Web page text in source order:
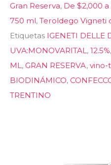
Gran Reserva, De $2,000
750 ml, Teroldego Vigneti
Etiquetas IGENETI DELLE
UVA:MONOVARITAL, 12.5%,
ML, GRAN RESERVA, vino-
BIODINÁMICO,
TRENTINO